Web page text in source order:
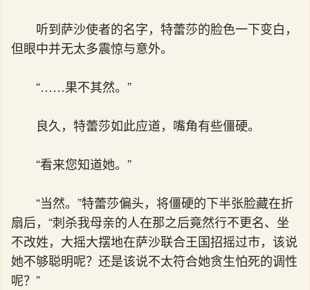
听到萨沙使者的名字，特蕾莎的脸色一下变白，
但眼中并无太多震惊与意外。
“……果不其然。”
良久，特蕾莎如此应道，嘴角有些僵硬。
“看来您知道她。”
“当然。”特蕾莎偏头，将僵硬的下半张脸藏在折
扇后，“刺杀我母亲的人在那之后竟然行不更名、坐
不改姓，大摇大摆地在萨沙联合王国招摇过市，该说
她不够聪明呢？还是该说不太符合她贪生怕死的调性
呢？”